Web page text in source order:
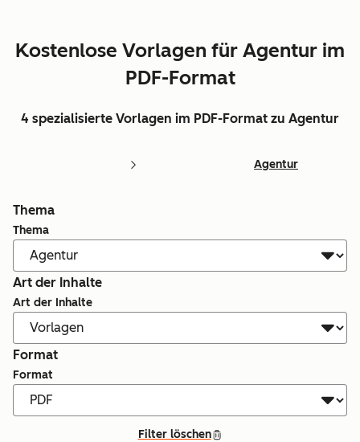
Kostenlose Vorlagen für Agentur im
PDF-Format
4 spezialisierte Vorlagen im PDF-Format zu Agentur
Agentur
Thema
Thema
Art der Inhalte
Art der Inhalte
Format
Format
Filter löschen